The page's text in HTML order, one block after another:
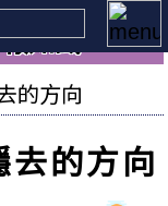
知識
的方向
的方向